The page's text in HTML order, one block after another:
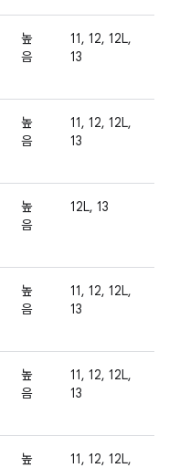
높
음
11, 12, 12L,
13
높
음
11, 12, 12L,
13
높
음
12L, 13
높
음
11, 12, 12L,
13
높
음
11, 12, 12L,
13
높
11, 12, 12L,